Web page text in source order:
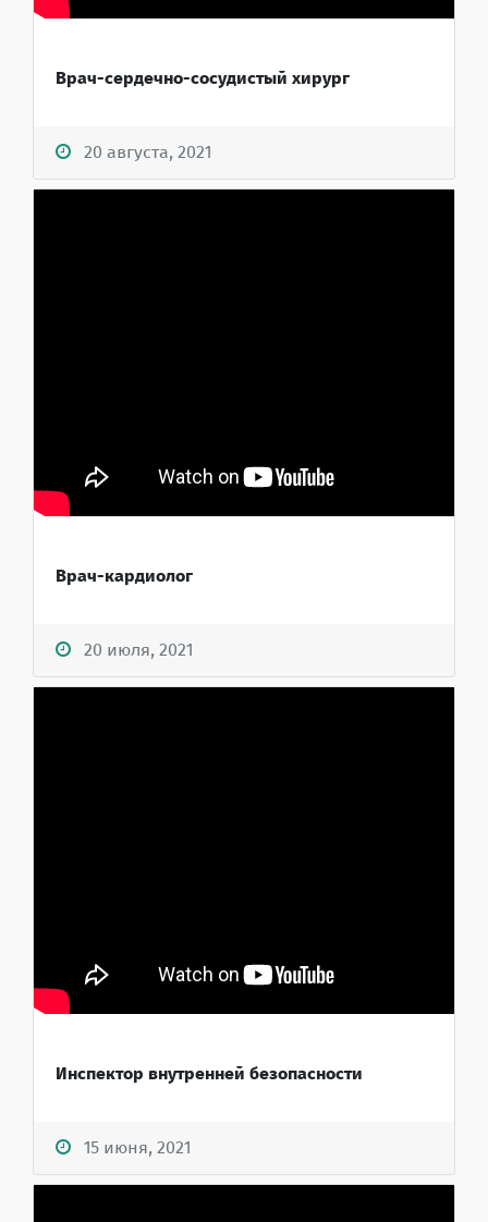
Врач-сердечно-сосудистый хирург
20 августа, 2021
Врач-кардиолог
20 июля, 2021
Инспектор внутренней безопасности
15 июня, 2021